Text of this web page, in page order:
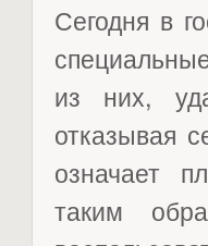
Сегодня в
из них,
отказывая
означает
таким